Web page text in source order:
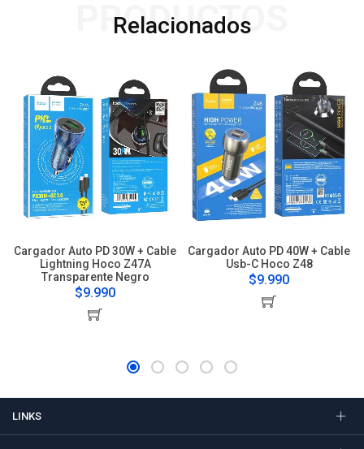
Relacionados
PRODUCTOS
Cargador Auto PD 30W + Cable
Lightning Hoco Z47A
Transparente Negro
$9.990
Cargador Auto PD 40W + Cable
Usb-C Hoco Z48
$9.990
LINKS